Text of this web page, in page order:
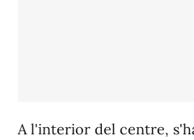
A l'interior del centre,